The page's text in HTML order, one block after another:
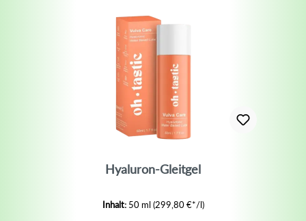
Hyaluron-Gleitgel
Inhalt: 50 ml(299,80 €*/l)